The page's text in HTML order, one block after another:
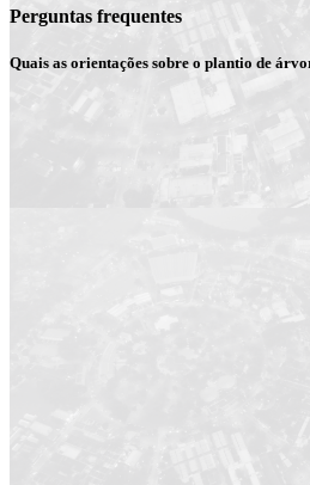
Perguntas frequentes
Quais as orientações sobre o plantio de